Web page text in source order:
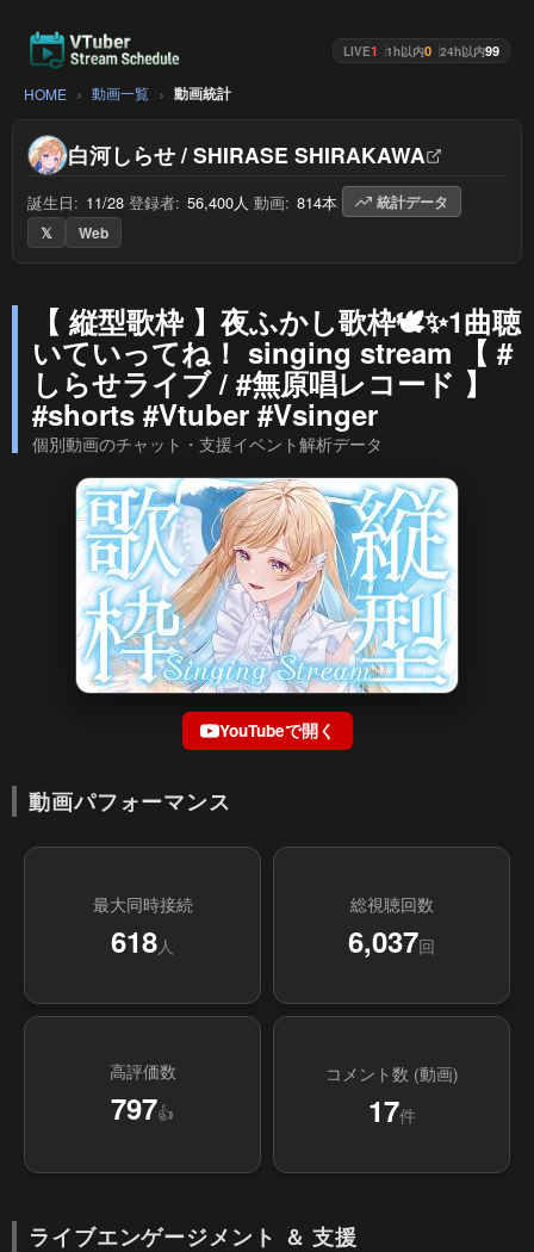
LIVE1 1h以内0 24h以内99
HOME 動画一覧 動画統計
白河しらせ / SHIRASE SHIRAKAWA
誕生日: 11/28 登録者: 56,400人 動画: 814本
統計データ
𝕏
Web
【 縦型歌枠 】夜ふかし歌枠🕊✨1曲聴
いていってね！ singing stream 【 #
しらせライブ / #無原唱レコード 】
#shorts #Vtuber #Vsinger
個別動画のチャット・支援イベント解析データ
YouTubeで開く
動画パフォーマンス
最大同時接続
618人
総視聴回数
6,037回
高評価数
797👍
コメント数 (動画)
17件
ライブエンゲージメント ＆ 支援